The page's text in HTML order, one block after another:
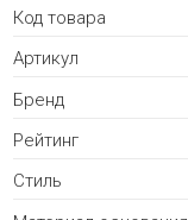
Код товара
Артикул
Бренд
Рейтинг
Стиль